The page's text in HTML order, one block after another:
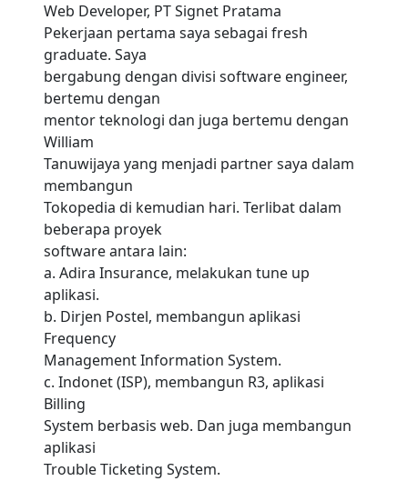
Web Developer, PT Signet Pratama
Pekerjaan pertama saya sebagai fresh
graduate. Saya
bergabung dengan divisi software engineer,
bertemu dengan
mentor teknologi dan juga bertemu dengan
William
Tanuwijaya yang menjadi partner saya dalam
membangun
Tokopedia di kemudian hari. Terlibat dalam
beberapa proyek
software antara lain:
a. Adira Insurance, melakukan tune up
aplikasi.
b. Dirjen Postel, membangun aplikasi
Frequency
Management Information System.
c. Indonet (ISP), membangun R3, aplikasi
Billing
System berbasis web. Dan juga membangun
aplikasi
Trouble Ticketing System.